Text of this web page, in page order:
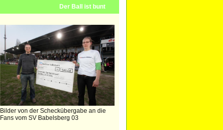
Der Ball ist bunt
Bilder von der Scheckübergabe an die
Fans vom SV Babelsberg 03